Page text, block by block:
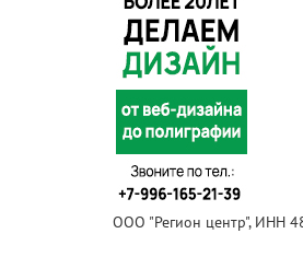
ООО "Регион центр", ИНН